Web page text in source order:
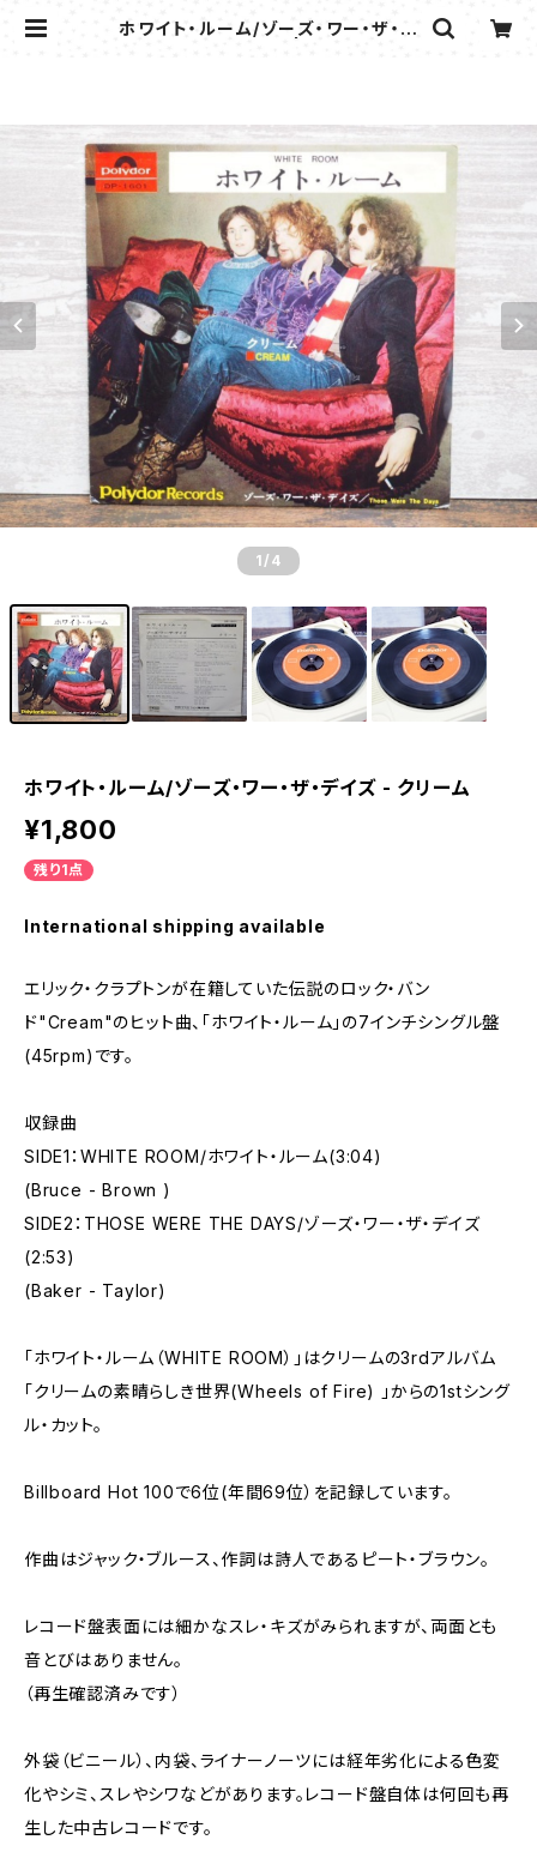
ホワイト・ルーム/ゾーズ・ワー・ザ・デ
1 /4
ホワイト・ルーム/ゾーズ・ワー・ザ・デイズ - クリーム
¥1,800
残り1点
International shipping available
エリック・クラプトンが在籍していた伝説のロック・バン
ド"Cream"のヒット曲、「ホワイト・ルーム」の7インチシングル盤
(45rpm)です。
収録曲
SIDE1：WHITE ROOM/ホワイト・ルーム(3:04)
(Bruce - Brown )
SIDE2：THOSE WERE THE DAYS/ゾーズ・ワー・ザ・デイズ
(2:53)
(Baker - Taylor)
「ホワイト・ルーム（WHITE ROOM）」はクリームの3rdアルバム
「クリームの素晴らしき世界(Wheels of Fire) 」からの1stシング
ル・カット。
Billboard Hot 100で6位(年間69位）を記録しています。
作曲はジャック・ブルース、作詞は詩人であるピート・ブラウン。
レコード盤表面には細かなスレ・キズがみられますが、両面とも
音とびはありません。
（再生確認済みです）
外袋（ビニール）、内袋、ライナーノーツには経年劣化による色変
化やシミ、スレやシワなどがあります。レコード盤自体は何回も再
生した中古レコードです。